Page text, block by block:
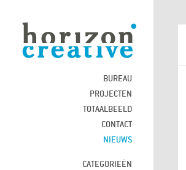
BUREAU
PROJECTEN
TOTAALBEELD
CONTACT
NIEUWS
CATEGORIEËN